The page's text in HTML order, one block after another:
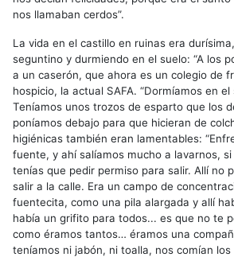
nos llamaban cerdos”.
La vida en el castillo en ruinas era
seguntino y durmiendo en el suelo: “A los
a un caserón, que ahora es un colegio de
hospicio, la actual SAFA. “Dormíamos en
Teníamos unos trozos de esparto que los
poníamos debajo para que hicieran de
higiénicas también eran lamentables:
fuente, y ahí salíamos mucho a lavarnos,
tenías que pedir permiso para salir. Allí no
salir a la calle. Era un campo de
fuentecita, como una pila alargada y allí
había un grifito para todos... es que no te
como éramos tantos… éramos una
teníamos ni jabón, ni toalla, nos comían los